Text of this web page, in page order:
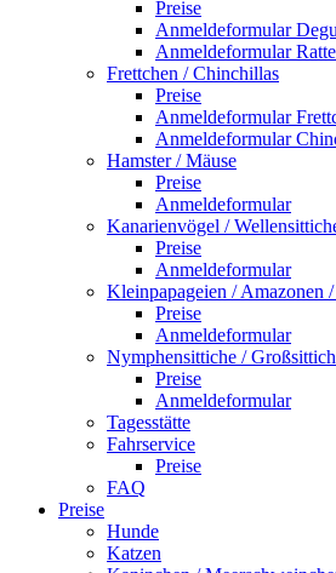
Preise
Anmeldeformular
Anmeldeformular
Frettchen / Chinchillas
Preise
Anmeldeformular
Anmeldeformular
Hamster / Mäuse
Preise
Anmeldeformular
Kanarienvögel /
Preise
Anmeldeformular
Kleinpapageien / Amazonen
Preise
Anmeldeformular
Nymphensittiche /
Preise
Anmeldeformular
Tagesstätte
Fahrservice
Preise
FAQ
Preise
Hunde
Katzen